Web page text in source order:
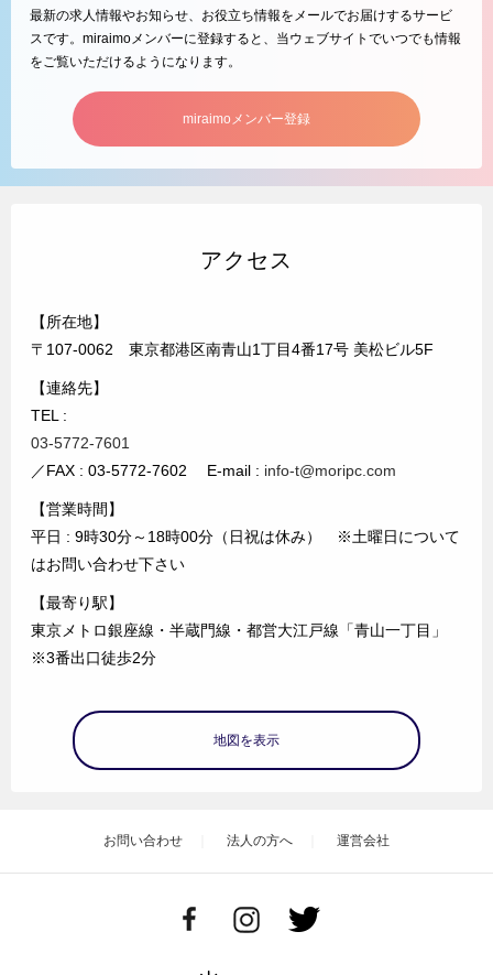
最新の求人情報やお知らせ、お役立ち情報をメールでお届けするサービ
スです。miraimoメンバーに登録すると、当ウェブサイトでいつでも情報
をご覧いただけるようになります。
miraimoメンバー登録
アクセス
【所在地】
〒107-0062 東京都港区南青山1丁目4番17号 美松ビル5F
【連絡先】
TEL :
03-5772-7601
／FAX : 03-5772-7602 E-mail : info-t@moripc.com
【営業時間】
平日 : 9時30分～18時00分（日祝は休み） ※土曜日について
はお問い合わせ下さい
【最寄り駅】
東京メトロ銀座線・半蔵門線・都営大江戸線「青山一丁目」
※3番出口徒歩2分
地図を表示
お問い合わせ 法人の方へ 運営会社